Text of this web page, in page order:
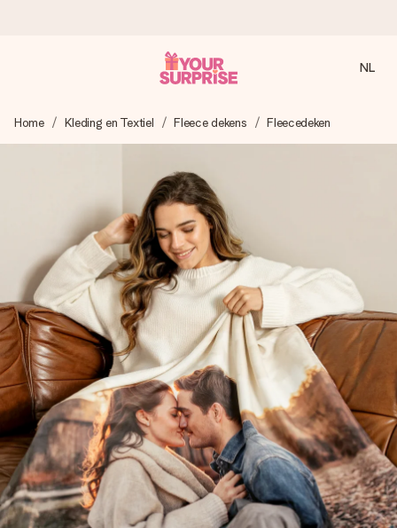
We maken jouw cadeau met zorg en zorgen dat het
razendsnel onderweg is - zodat jij kunt geven op precies
4,8 (gebaseerd op +8.000 reviews)
Onze cadeaus worden gewaardeerd. Klanten beoordelen
ons met een 4,7 op Google Reviews
Gratis wenskaartje
Je maakt in een paar stappen iets unieks – met haar naam,
jullie foto of een boodschap die raakt. Zonder gedoe, maar
met alle aandacht voor het moment.
NL
Home Kleding en Textiel Fleece dekens Fleecedeken